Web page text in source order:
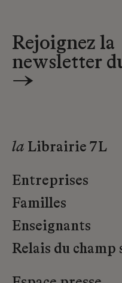
Rejoignez la
newsletter
→
la Librairie 7L
Entreprises
Familles
Enseignants
Relais du